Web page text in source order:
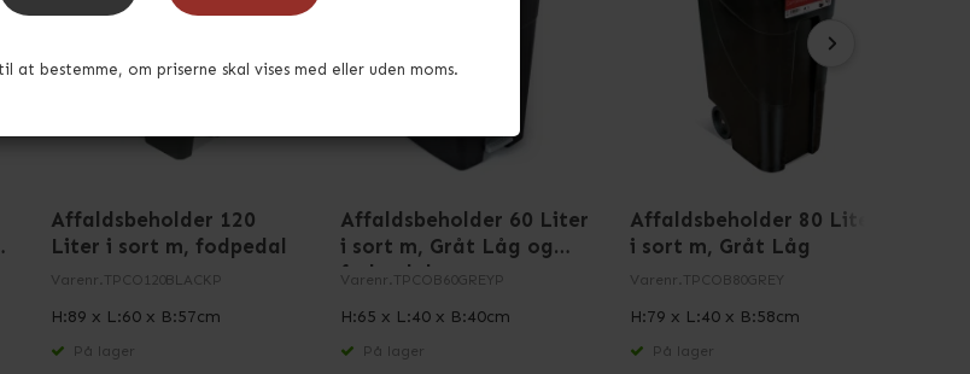
at bestemme, om priserne skal vises med eller uden moms.
Affaldsbeholder 120
Liter i sort m, fodpedal
Varenr. TPCO120BLACKP
H:89 x L:60 x B:57cm
På lager
Affaldsbeholder 60 Liter
i sort m, Gråt Låg og
fodpedal
Varenr. TPCOB60GREYP
H:65 x L:40 x B:40cm
På lager
Affaldsbeholder 80 Liter
i sort m, Gråt Låg
Varenr. TPCOB80GREY
H:79 x L:40 x B:58cm
På lager